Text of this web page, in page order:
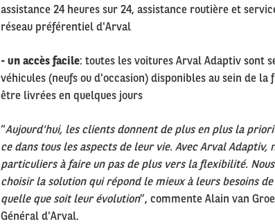
assistance 24 heures sur 24, assistance routière et
réseau préférentiel d'Arval
- un accès facile: toutes les voitures Arval Adaptiv sont
véhicules (neufs ou d'occasion) disponibles au sein de
être livrées en quelques jours
“Aujourd'hui, les clients donnent de plus en plus la
ce dans tous les aspects de leur vie. Avec Arval Adaptiv,
particuliers à faire un pas de plus vers la flexibilité.
choisir la solution qui répond le mieux à leurs besoins
quelle que soit leur évolution”, commente Alain van
Général d'Arval.